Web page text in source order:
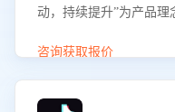
动，持续提升”为产品
升客服团队的销服能力。
咨询获取报价